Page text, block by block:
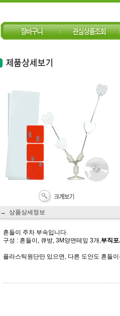
→ 상품상세정보
흔들이 주차 부속입니다.
구성 : 흔들이, 큐방, 3M양면테잎 3개,부직포.
플라스틱원단만 있으면, 다른 도안도 흔들